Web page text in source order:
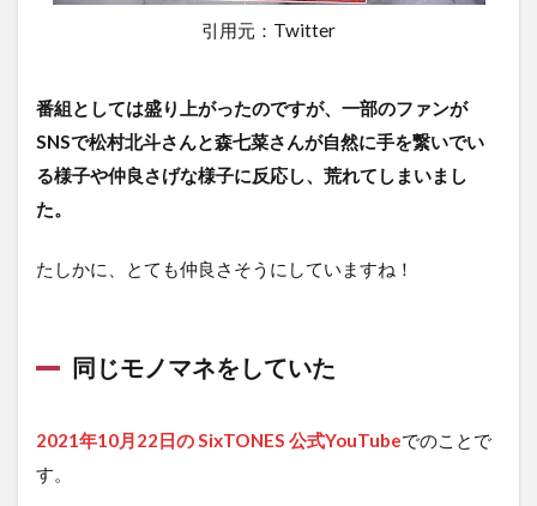
引用元：Twitter
番組としては盛り上がったのですが、一部のファンが
SNSで松村北斗さんと森七菜さんが自然に手を繋いでい
る様子や仲良さげな様子に反応し、荒れてしまいまし
た。
たしかに、とても仲良さそうにしていますね！
同じモノマネをしていた
2021年10月22日の SixTONES 公式YouTubeでのことで
す。